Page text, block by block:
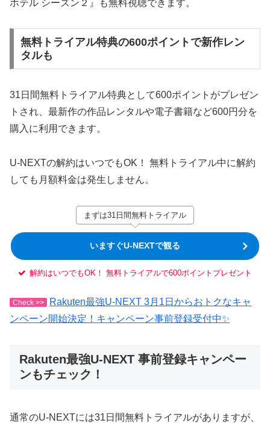
ホテル シーズン２』も無料視聴できます。
無料トライアル特典の600ポイントで新作レン
タルも
31日間無料トライアル特典として600ポイントがプレゼン
トされ、最新作の作品レンタルや電子書籍など600円分を
購入に利用できます。
U-NEXTの解約はいつでもOK！ 無料トライアル中に解約
しても月額料金は発生しません。
まずは31日間無料トライアル
いますぐU-NEXTで観る
解約はいつでもOK！ 無料トライアルで600ポイントプレゼント
Check >>
Rakuten最強U-NEXT 3月1日からおトクなキャ
ンペーン開始決定！キャンペーン事前登録受付中✨
Rakuten最強U-NEXT 事前登録キャンペー
ンもチェック！
通常のU-NEXTには31日間無料トライアルがありますが、